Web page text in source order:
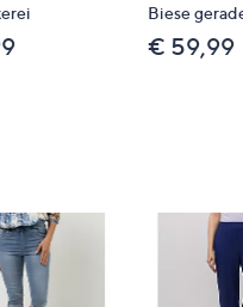
Biese
€ 59,99